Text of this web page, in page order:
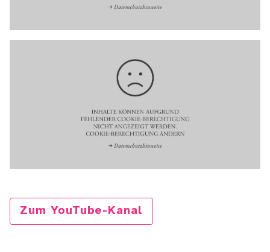
Zum YouTube-Kanal